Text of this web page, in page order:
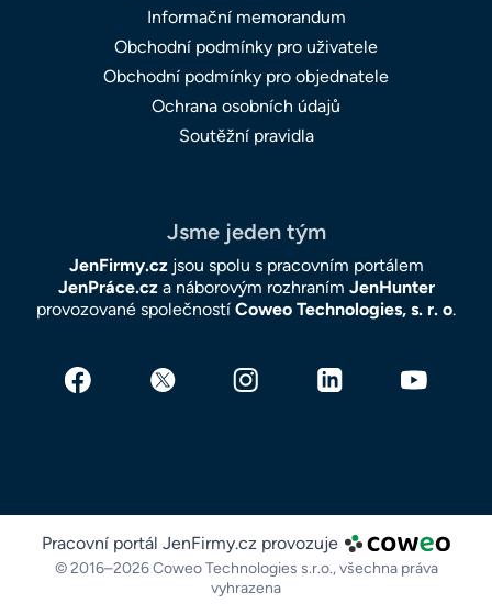
Informační memorandum
Obchodní podmínky pro uživatele
Obchodní podmínky pro objednatele
Ochrana osobních údajů
Soutěžní pravidla
Jsme jeden tým
JenFirmy.czjsou spolu s pracovním portálem
JenPráce.cza náborovým rozhraním JenHunter
provozované společností Coweo Technologies, s. r. o.
Pracovní portál JenFirmy.cz provozuje
© 2016–2026 Coweo Technologies s.r.o.,všechna práva
vyhrazena